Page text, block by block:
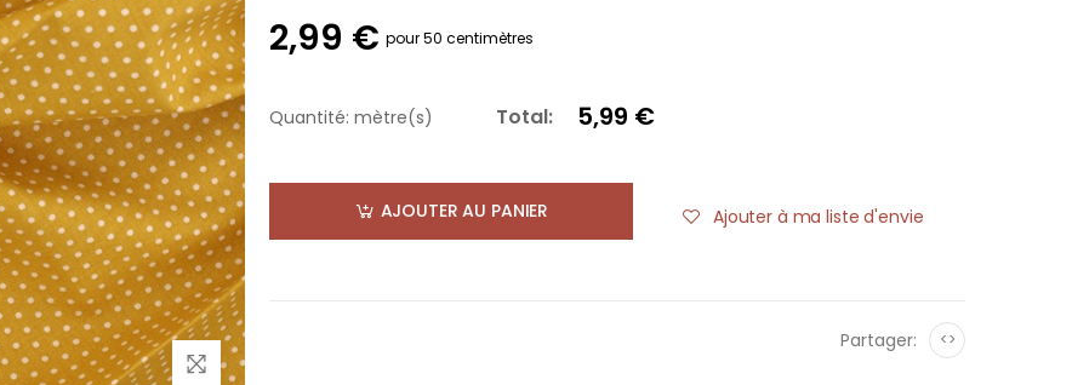
2,99 € pour 50 centimètres
Quantité: mètre(s) Total: 5,99 €
AJOUTER AU PANIER Ajouter à ma liste d'envie
Partager: <>